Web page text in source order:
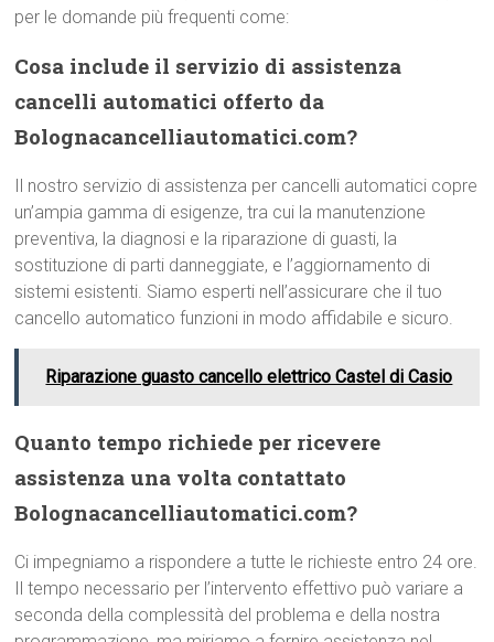
per le domande più frequenti come:
Cosa include il servizio di assistenza
cancelli automatici offerto da
Bolognacancelliautomatici.com?
Il nostro servizio di assistenza per cancelli automatici copre
un’ampia gamma di esigenze, tra cui la manutenzione
preventiva, la diagnosi e la riparazione di guasti, la
sostituzione di parti danneggiate, e l’aggiornamento di
sistemi esistenti. Siamo esperti nell’assicurare che il tuo
cancello automatico funzioni in modo affidabile e sicuro.
Riparazione guasto cancello elettrico Castel di Casio
Quanto tempo richiede per ricevere
assistenza una volta contattato
Bolognacancelliautomatici.com?
Ci impegniamo a rispondere a tutte le richieste entro 24 ore.
Il tempo necessario per l’intervento effettivo può variare a
seconda della complessità del problema e della nostra